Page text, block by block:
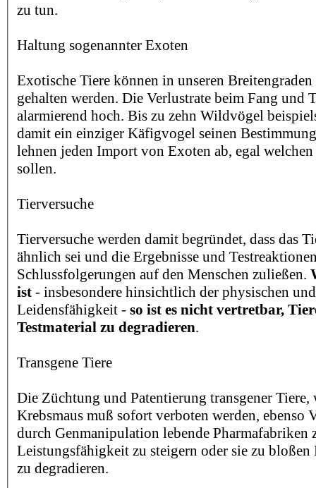
zu tun.
Haltung sogenannter Exoten
Exotische Tiere können in unseren
gehalten werden. Die Verlustrate beim Fang und
alarmierend hoch. Bis zu zehn Wildvögel
damit ein einziger Käfigvogel seinen
lehnen jeden Import von Exoten ab, egal
sollen.
Tierversuche
Tierversuche werden damit begründet, dass das
ähnlich sei und die Ergebnisse und
Schlussfolgerungen auf den Menschen zuließen.
ist - insbesondere hinsichtlich der physischen
Leidensfähigkeit - so ist es nicht vertretbar,
Testmaterial zu degradieren.
Transgene Tiere
Die Züchtung und Patentierung transgener Tiere,
Krebsmaus muß sofort verboten werden, ebenso
durch Genmanipulation lebende Pharmafabriken
Leistungsfähigkeit zu steigern oder sie zu bloßen
zu degradieren.